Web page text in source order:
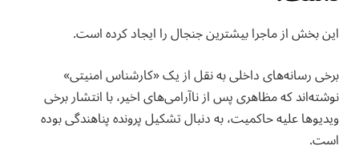
این بخش از ماجرا بیشترین جنجال را ایجاد کرده است.
برخی رسانه‌های داخلی به نقل از یک «کارشناس امنیتی»
نوشته‌اند که مظاهری پس از ناآرامی‌های اخیر، با انتشار برخی
ویدیوها علیه حاکمیت، به دنبال تشکیل پرونده پناهندگی بوده
است.